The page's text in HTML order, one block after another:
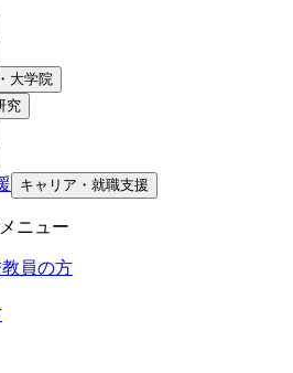
大学院
究
キャリア・就職支援
員の方